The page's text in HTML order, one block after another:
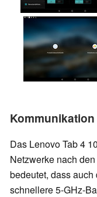
Kommunikation
Das Lenovo Tab 4
Netzwerke nach
bedeutet, dass
schnellere 5-GHz-